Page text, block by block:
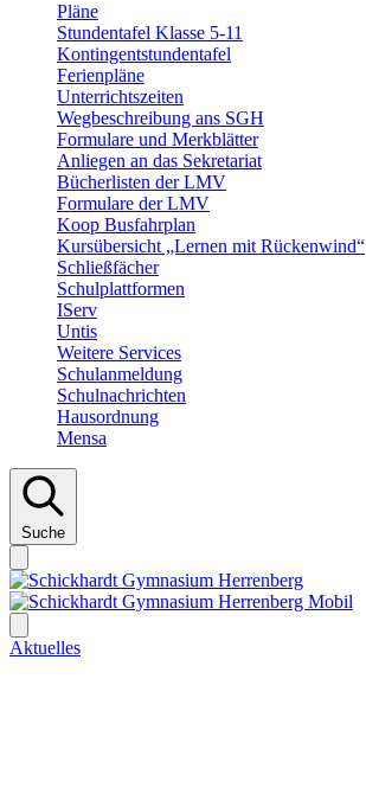
Pläne
Stundentafel Klasse 5-11
Kontingentstundentafel
Ferienpläne
Unterrichtszeiten
Wegbeschreibung ans SGH
Formulare und Merkblätter
Anliegen an das Sekretariat
Bücherlisten der LMV
Formulare der LMV
Koop Busfahrplan
Kursübersicht „Lernen mit Rückenwind“
Schließfächer
Schulplattformen
IServ
Untis
Weitere Services
Schulanmeldung
Schulnachrichten
Hausordnung
Mensa
Suche
Aktuelles